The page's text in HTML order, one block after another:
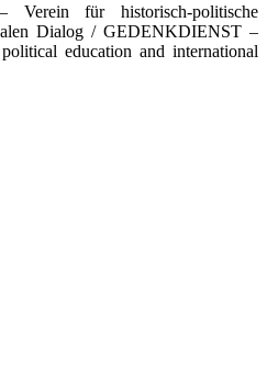
Verein für historisch-politische
Dialog / GEDENKDIENST –
education and international